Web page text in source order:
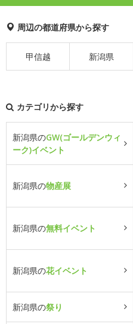
周辺の都道府県から探す
甲信越 新潟県
カテゴリから探す
新潟県のGW(ゴールデンウィ
ーク)イベント
新潟県の物産展
新潟県の無料イベント
新潟県の花イベント
新潟県の祭り